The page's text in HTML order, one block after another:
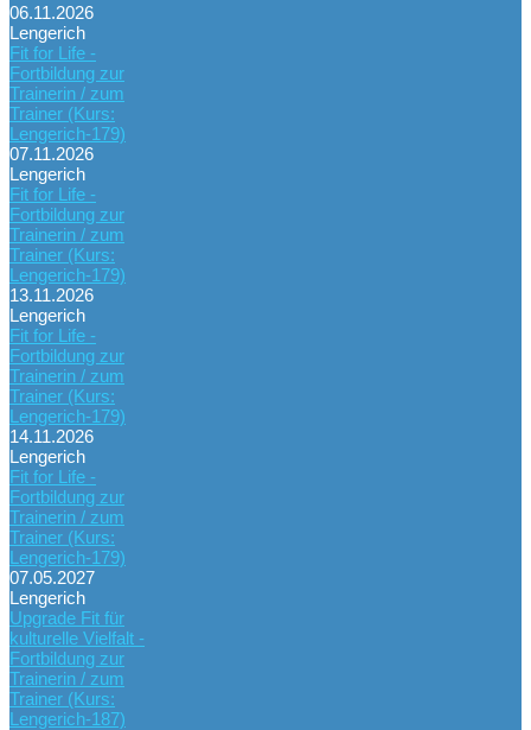
06.11.2026
Lengerich
Fit for Life -
Fortbildung zur
Trainerin / zum
Trainer (Kurs:
Lengerich-179)
07.11.2026
Lengerich
Fit for Life -
Fortbildung zur
Trainerin / zum
Trainer (Kurs:
Lengerich-179)
13.11.2026
Lengerich
Fit for Life -
Fortbildung zur
Trainerin / zum
Trainer (Kurs:
Lengerich-179)
14.11.2026
Lengerich
Fit for Life -
Fortbildung zur
Trainerin / zum
Trainer (Kurs:
Lengerich-179)
07.05.2027
Lengerich
Upgrade Fit für
kulturelle Vielfalt -
Fortbildung zur
Trainerin / zum
Trainer (Kurs:
Lengerich-187)